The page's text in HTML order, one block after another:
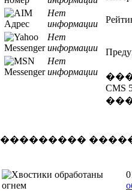
CMS
Нет
информации
Нет
информации
Нет
информации
���������